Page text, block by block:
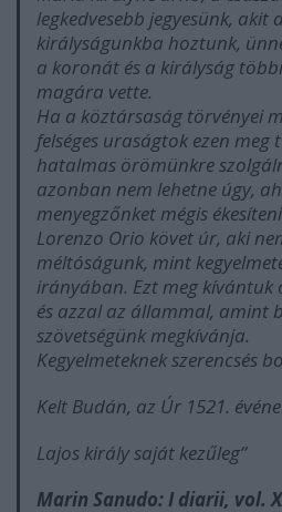
legkedvesebb jegyesünk,
királyságunkba hoztunk,
a koronát és a királyság
magára vette.
Ha a köztársaság törvényei
felséges uraságtok ezen meg
hatalmas örömünkre
azonban nem lehetne úgy,
menyegzőnket mégis
Lorenzo Orio követ úr, aki
méltóságunk, mint
irányában. Ezt meg
és azzal az állammal, amint
szövetségünk megkívánja.
Kegyelmeteknek szerencsés
Kelt Budán, az Úr 1521.
Lajos király saját kezűleg”
Marin Sanudo:I diarii, vol.